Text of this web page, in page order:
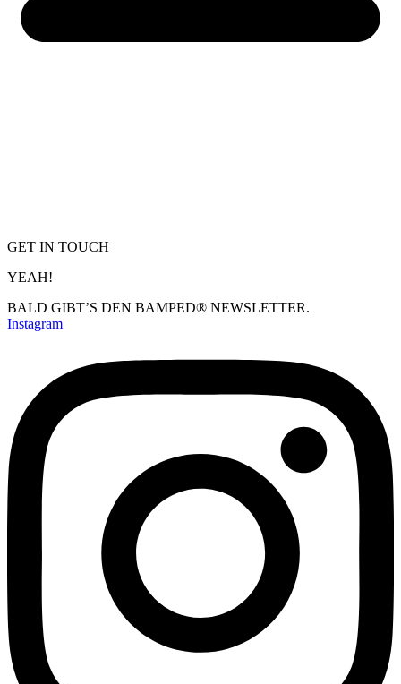
GET IN TOUCH
YEAH!
BALD GIBT’S DEN BAMPED® NEWSLETTER.
Instagram